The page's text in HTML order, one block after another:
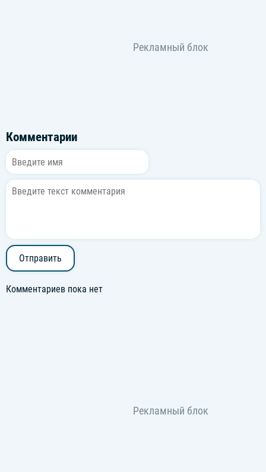
Комментарии
Отправить
Комментариев пока нет